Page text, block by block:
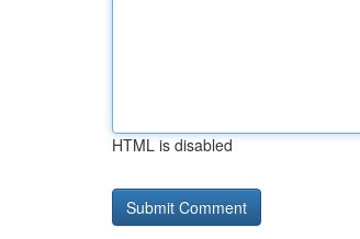
HTML is disabled